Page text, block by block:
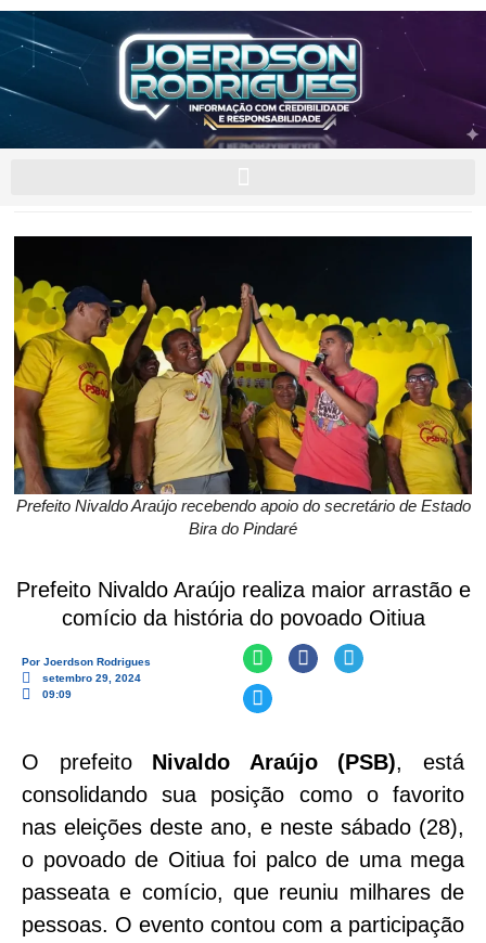
Prefeito Nivaldo Araújo recebendo apoio do secretário de Estado
Bira do Pindaré
Prefeito Nivaldo Araújo realiza maior arrastão e
comício da história do povoado Oitiua
Por Joerdson Rodrigues
setembro 29, 2024
09:09
O prefeito Nivaldo Araújo (PSB), está
consolidando sua posição como o favorito
nas eleições deste ano, e neste sábado (28),
o povoado de Oitiua foi palco de uma mega
passeata e comício, que reuniu milhares de
pessoas. O evento contou com a participação